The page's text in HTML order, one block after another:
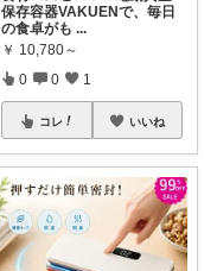
保存容器VAKUENで、毎日
の食卓がも ...
￥ 10,780～
0 0 1
コレ いいね